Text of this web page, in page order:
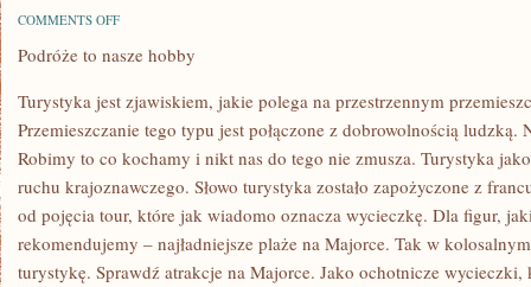
COMMENTS OFFON
WIELU
ŁĄCZĄ
SIĘ
SZKOŁĄ.
STALE
Podróże to nasze hobby
Turystyka jest zjawiskiem, jakie polega na przestrzennym
Przemieszczanie tego typu jest połączone z dobrowolnością
Robimy to co kochamy i nikt nas do tego nie zmusza. Turystyka
ruchu krajoznawczego. Słowo turystyka zostało zapożyczone z
od pojęcia tour, które jak wiadomo oznacza wycieczkę. Dla figur,
rekomendujemy – najładniejsze plaże na Majorce. Tak w
turystykę. Sprawdź atrakcje na Majorce. Jako ochotnicze wycieczki,